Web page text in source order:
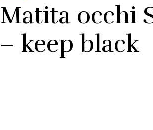
Matita occhi
– keep black